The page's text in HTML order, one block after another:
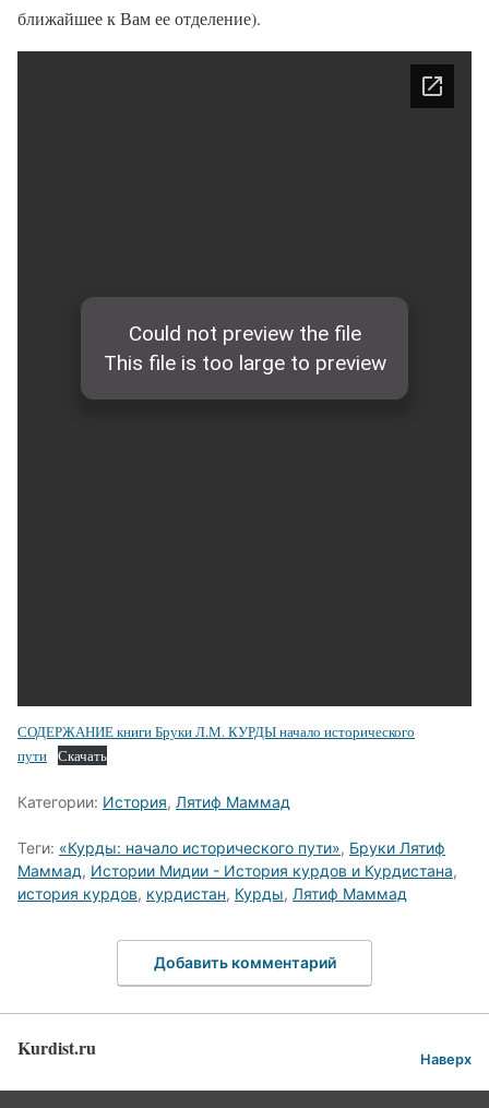
ближайшее к Вам ее отделение).
СОДЕРЖАНИЕ книги Бруки Л.М. КУРДЫ начало исторического
пути Скачать
Категории: История, Лятиф Маммад
Теги: «Курды: начало исторического пути», Бруки Лятиф
Маммад, Истории Мидии - История курдов и Курдистана,
история курдов, курдистан, Курды, Лятиф Маммад
Добавить комментарий
Kurdist.ru Наверх